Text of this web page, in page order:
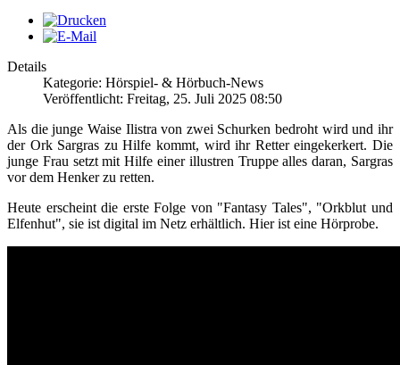
Details
Kategorie: Hörspiel- & Hörbuch-News
Veröffentlicht: Freitag, 25. Juli 2025 08:50
Als die junge Waise Ilistra von zwei Schurken bedroht wird und ihr
der Ork Sargras zu Hilfe kommt, wird ihr Retter eingekerkert. Die
junge Frau setzt mit Hilfe einer illustren Truppe alles daran, Sargras
vor dem Henker zu retten.
Heute erscheint die erste Folge von "Fantasy Tales", "Orkblut und
Elfenhut", sie ist digital im Netz erhältlich. Hier ist eine Hörprobe.